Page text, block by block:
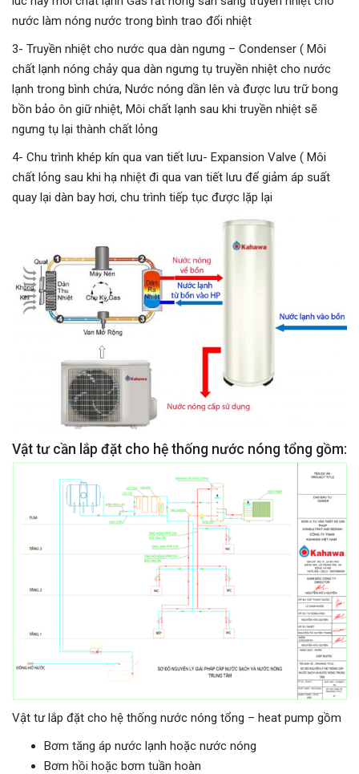
nước làm nóng nước trong bình trao đổi nhiệt
3- Truyền nhiệt cho nước qua dàn ngưng – Condenser ( Môi
chất lạnh nóng chảy qua dàn ngưng tụ truyền nhiệt cho nước
lạnh trong bình chứa, Nước nóng dần lên và được lưu trữ bong
bồn bảo ôn giữ nhiệt, Môi chất lạnh sau khi truyền nhiệt sẽ
ngưng tụ lại thành chất lỏng
4- Chu trình khép kín qua van tiết lưu- Expansion Valve ( Môi
chất lỏng sau khi hạ nhiệt đi qua van tiết lưu để giảm áp suất
quay lại dàn bay hơi, chu trình tiếp tục được lặp lại
Vật tư cần lắp đặt cho hệ thống nước nóng tổng gồm:
Vật tư lắp đặt cho hệ thống nước nóng tổng – heat pump gồm
Bơm tăng áp nước lạnh hoặc nước nóng
Bơm hồi hoặc bơm tuần hoàn